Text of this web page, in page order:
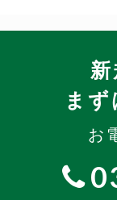
新
ま
お